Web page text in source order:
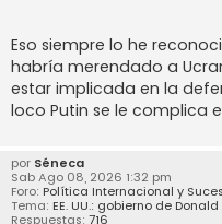
Eso siempre lo he
habría merendado a
estar implicada en la
loco Putin se le complica
por Séneca
Sab Ago 08, 2026 1:32 pm
Foro: Política Internacional y
Tema: EE. UU.: gobierno de
Respuestas: 716